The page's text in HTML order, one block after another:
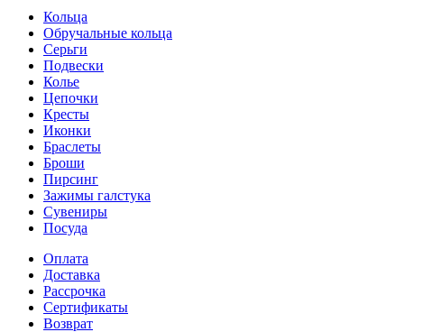
Кольца
Обручальные кольца
Серьги
Подвески
Колье
Цепочки
Кресты
Иконки
Браслеты
Броши
Пирсинг
Зажимы галстука
Сувениры
Посуда
Оплата
Доставка
Рассрочка
Сертификаты
Возврат